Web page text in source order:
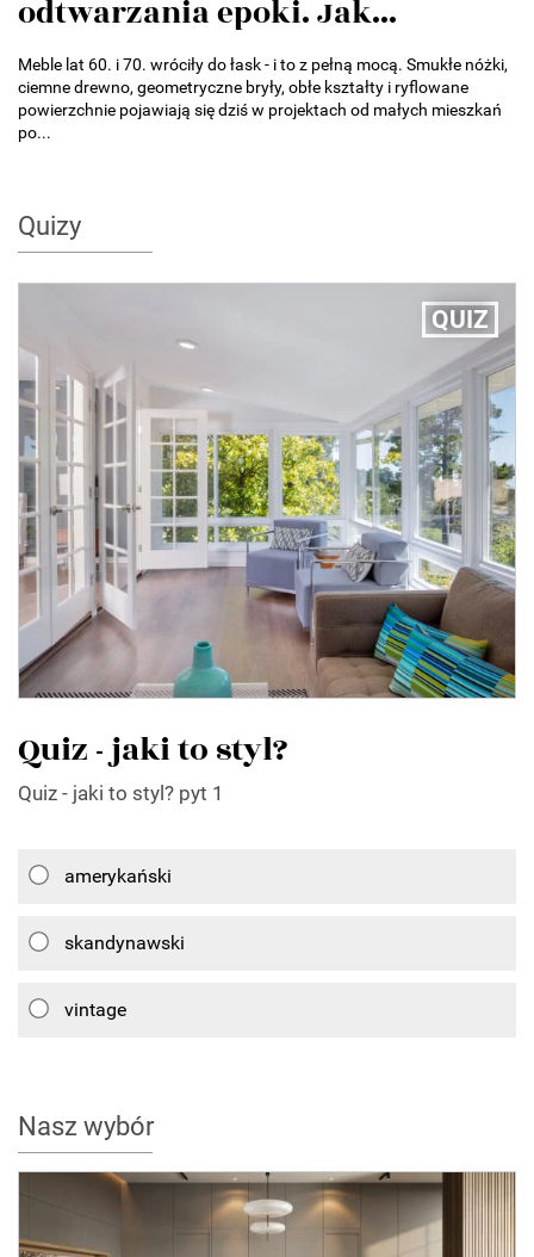
odtwarzania epoki. Jak...
Meble lat 60. i 70. wróciły do łask - i to z pełną mocą. Smukłe nóżki,
ciemne drewno, geometryczne bryły, obłe kształty i ryflowane
powierzchnie pojawiają się dziś w projektach od małych mieszkań
po...
Quizy
QUIZ
Quiz - jaki to styl?
Quiz - jaki to styl? pyt 1
amerykański
skandynawski
vintage
Nasz wybór